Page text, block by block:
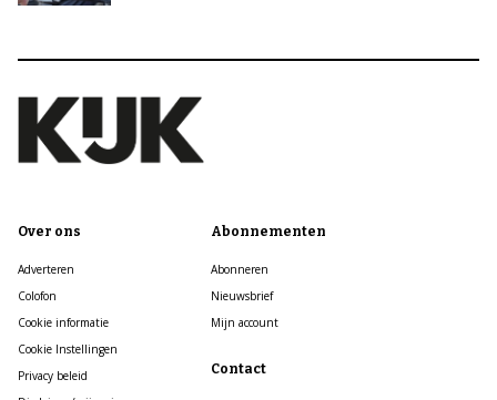
Over ons
Adverteren
Colofon
Cookie informatie
Cookie Instellingen
Privacy beleid
Abonnementen
Abonneren
Nieuwsbrief
Mijn account
Contact